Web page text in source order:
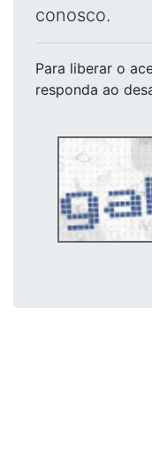
conosco.
Para liberar o
responda ao